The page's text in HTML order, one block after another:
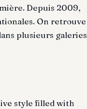
Depuis 2009,
On retrouve
plusieurs galeries
style filled with